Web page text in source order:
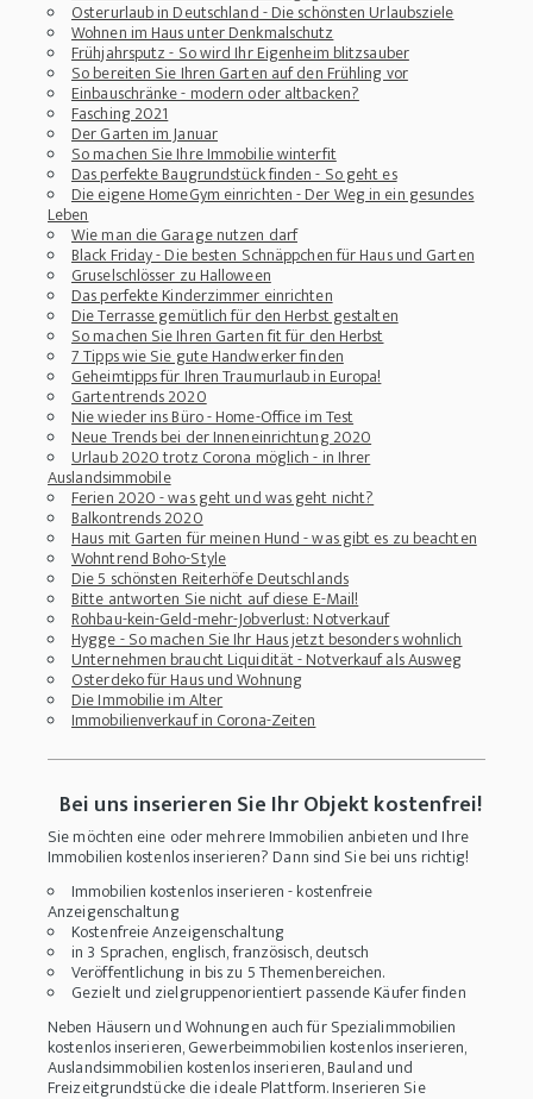
Osterurlaub in Deutschland - Die schönsten Urlaubsziele
Wohnen im Haus unter Denkmalschutz
Frühjahrsputz - So wird Ihr Eigenheim blitzsauber
So bereiten Sie Ihren Garten auf den Frühling vor
Einbauschränke - modern oder altbacken?
Fasching 2021
Der Garten im Januar
So machen Sie Ihre Immobilie winterfit
Das perfekte Baugrundstück finden - So geht es
Die eigene HomeGym einrichten - Der Weg in ein gesundes
Leben
Wie man die Garage nutzen darf
Black Friday - Die besten Schnäppchen für Haus und Garten
Gruselschlösser zu Halloween
Das perfekte Kinderzimmer einrichten
Die Terrasse gemütlich für den Herbst gestalten
So machen Sie Ihren Garten fit für den Herbst
7 Tipps wie Sie gute Handwerker finden
Geheimtipps für Ihren Traumurlaub in Europa!
Gartentrends 2020
Nie wieder ins Büro - Home-Office im Test
Neue Trends bei der Inneneinrichtung 2020
Urlaub 2020 trotz Corona möglich - in Ihrer
Auslandsimmobile
Ferien 2020 - was geht und was geht nicht?
Balkontrends 2020
Haus mit Garten für meinen Hund - was gibt es zu beachten
Wohntrend Boho-Style
Die 5 schönsten Reiterhöfe Deutschlands
Bitte antworten Sie nicht auf diese E-Mail!
Rohbau-kein-Geld-mehr-Jobverlust: Notverkauf
Hygge - So machen Sie Ihr Haus jetzt besonders wohnlich
Unternehmen braucht Liquidität - Notverkauf als Ausweg
Osterdeko für Haus und Wohnung
Die Immobilie im Alter
Immobilienverkauf in Corona-Zeiten
Bei uns inserieren Sie Ihr Objekt kostenfrei!
Sie möchten eine oder mehrere Immobilien anbieten und Ihre
Immobilien kostenlos inserieren? Dann sind Sie bei uns richtig!
Immobilien kostenlos inserieren - kostenfreie
Anzeigenschaltung
Kostenfreie Anzeigenschaltung
in 3 Sprachen, englisch, französisch, deutsch
Veröffentlichung in bis zu 5 Themenbereichen.
Gezielt und zielgruppenorientiert passende Käufer finden
Neben Häusern und Wohnungen auch für Spezialimmobilien
kostenlos inserieren, Gewerbeimmobilien kostenlos inserieren,
Auslandsimmobilien kostenlos inserieren, Bauland und
Freizeitgrundstücke die ideale Plattform. Inserieren Sie